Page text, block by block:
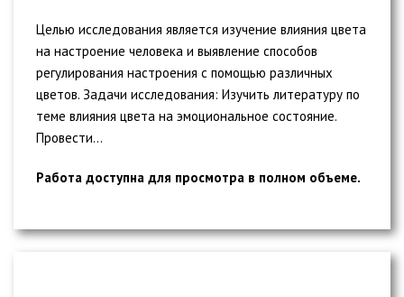
Целью исследования является изучение влияния цвета
на настроение человека и выявление способов
регулирования настроения с помощью различных
цветов. Задачи исследования: Изучить литературу по
теме влияния цвета на эмоциональное состояние.
Провести...
Работа доступна для просмотра в полном объеме.